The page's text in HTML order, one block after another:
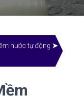
nước tự động ➤